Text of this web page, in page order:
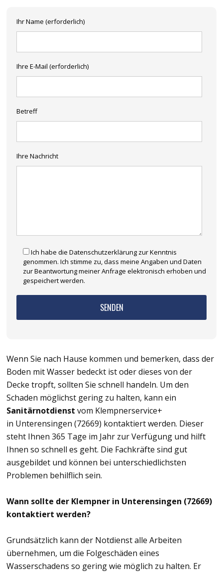
Ihr Name (erforderlich)
Ihre E-Mail (erforderlich)
Betreff
Ihre Nachricht
Ich habe die Datenschutzerklärung zur Kenntnis
genommen. Ich stimme zu, dass meine Angaben und Daten
zur Beantwortung meiner Anfrage elektronisch erhoben und
gespeichert werden.
Wenn Sie nach Hause kommen und bemerken, dass der
Boden mit Wasser bedeckt ist oder dieses von der
Decke tropft, sollten Sie schnell handeln. Um den
Schaden möglichst gering zu halten, kann ein
Sanitärnotdienst vom Klempnerservice+
in Unterensingen (72669) kontaktiert werden. Dieser
steht Ihnen 365 Tage im Jahr zur Verfügung und hilft
Ihnen so schnell es geht. Die Fachkräfte sind gut
ausgebildet und können bei unterschiedlichsten
Problemen behilflich sein.
Wann sollte der Klempner in Unterensingen (72669)
kontaktiert werden?
Grundsätzlich kann der Notdienst alle Arbeiten
übernehmen, um die Folgeschäden eines
Wasserschadens so gering wie möglich zu halten. Er